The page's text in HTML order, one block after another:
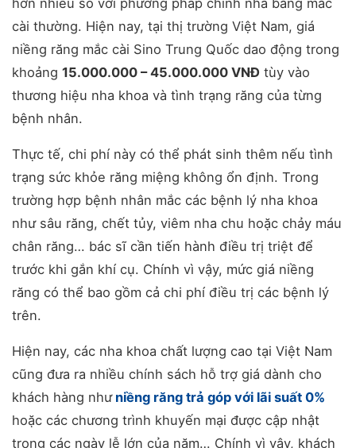
hơn nhiều so với phương pháp chỉnh nha bằng mắc
cài thường. Hiện nay, tại thị trường Việt Nam, giá
niềng răng mắc cài Sino Trung Quốc dao động trong
khoảng 15.000.000 – 45.000.000 VNĐ tùy vào
thương hiệu nha khoa và tình trạng răng của từng
bệnh nhân.
Thực tế, chi phí này có thể phát sinh thêm nếu tình
trạng sức khỏe răng miệng không ổn định. Trong
trường hợp bệnh nhân mắc các bệnh lý nha khoa
như sâu răng, chết tủy, viêm nha chu hoặc chảy máu
chân răng… bác sĩ cần tiến hành điều trị triệt để
trước khi gắn khí cụ. Chính vì vậy, mức giá niềng
răng có thể bao gồm cả chi phí điều trị các bệnh lý
trên.
Hiện nay, các nha khoa chất lượng cao tại Việt Nam
cũng đưa ra nhiều chính sách hỗ trợ giá dành cho
khách hàng như niềng răng trả góp với lãi suất 0%
hoặc các chương trình khuyến mại được cập nhật
trong các ngày lễ lớn của năm… Chính vì vậy, khách